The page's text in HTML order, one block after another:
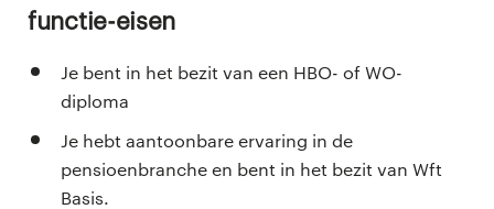
Functie-eisen
Je bent in het bezit van een HBO- of WO-
diploma
Je hebt aantoonbare ervaring in de
pensioenbranche en bent in het bezit van Wft
Basis.